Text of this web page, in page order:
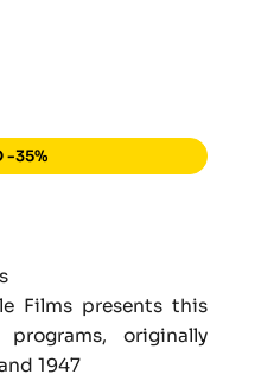
-35%
Films presents this
originally
1947